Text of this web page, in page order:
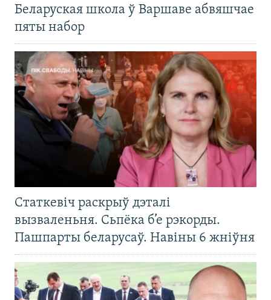
Беларуская школа ў Варшаве абвяшчае
пяты набор
Статкевіч раскрыў дэталі
вызваленьня. Сьпёка б’е рэкорды.
Пашпарты беларусаў. Навіны 6 жніўня